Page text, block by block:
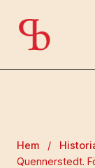
Hem /
Quennerstedt.